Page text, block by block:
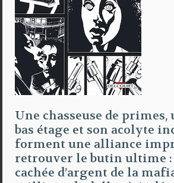
Une chasseuse de primes,
bas étage et son acolyte
forment une alliance
retrouver le butin ultime :
cachée d’argent de la